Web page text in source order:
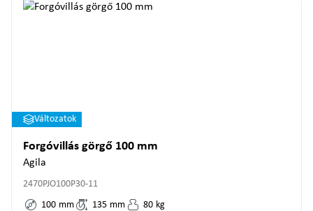
Változatok
Forgóvillás görgő 100 mm
Agila
2470PJO100P30-11
100 mm 135 mm 80 kg